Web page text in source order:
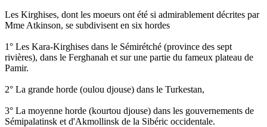
Les Kirghises, dont les moeurs ont été si admirablement décrites par
Mme Atkinson, se subdivisent en six hordes
1° Les Kara-Kirghises dans le Sémirétché (province des sept
rivières), dans le Ferghanah et sur une partie du fameux plateau de
Pamir.
2° La grande horde (oulou djouse) dans le Turkestan,
3° La moyenne horde (kourtou djouse) dans les gouvernements de
Sémipalatinsk et d'Akmollinsk de la Sibéric occidentale.